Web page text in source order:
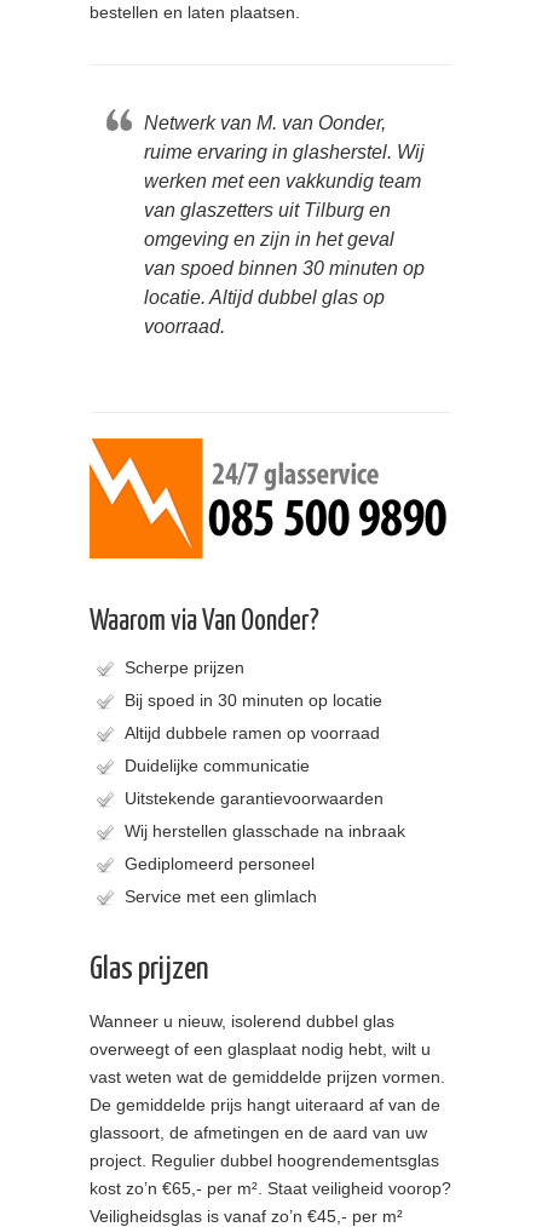
bestellen en laten plaatsen.
Netwerk van M. van Oonder,
ruime ervaring in glasherstel. Wij
werken met een vakkundig team
van glaszetters uit Tilburg en
omgeving en zijn in het geval
van spoed binnen 30 minuten op
locatie. Altijd dubbel glas op
voorraad.
Waarom via Van Oonder?
Scherpe prijzen
Bij spoed in 30 minuten op locatie
Altijd dubbele ramen op voorraad
Duidelijke communicatie
Uitstekende garantievoorwaarden
Wij herstellen glasschade na inbraak
Gediplomeerd personeel
Service met een glimlach
Glas prijzen
Wanneer u nieuw, isolerend dubbel glas
overweegt of een glasplaat nodig hebt, wilt u
vast weten wat de gemiddelde prijzen vormen.
De gemiddelde prijs hangt uiteraard af van de
glassoort, de afmetingen en de aard van uw
project. Regulier dubbel hoogrendementsglas
kost zo’n €65,- per m². Staat veiligheid voorop?
Veiligheidsglas is vanaf zo’n €45,- per m²